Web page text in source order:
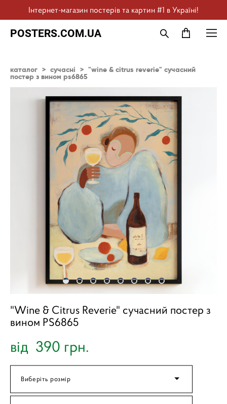
Інтернет-магазин постерів та картин #1 в Україні!
POSTERS.COM.UA
каталог > сучасні > "wine & citrus reverie" сучасний
постер з вином ps6865
"Wine & Citrus Reverie" сучасний постер з
вином PS6865
від 390 грн.
Виберіть розмір